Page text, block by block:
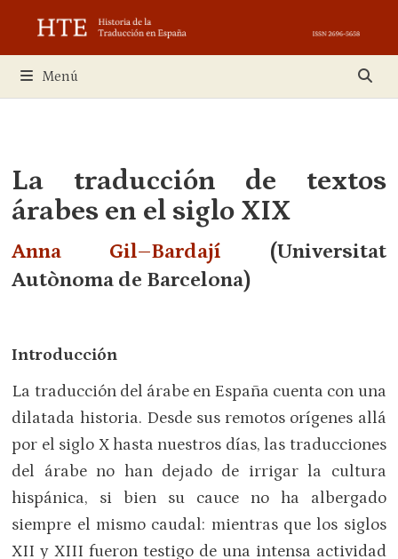
contenido
Menú
La traducción de textos
árabes en el siglo XIX
Anna Gil–Bardají (Universitat
Autònoma de Barcelona)
Introducción
La traducción del árabe en España cuenta con una
dilatada historia. Desde sus remotos orígenes allá
por el siglo X hasta nuestros días, las traducciones
del árabe no han dejado de irrigar la cultura
hispánica, si bien su cauce no ha albergado
siempre el mismo caudal: mientras que los siglos
XII y XIII fueron testigo de una intensa actividad